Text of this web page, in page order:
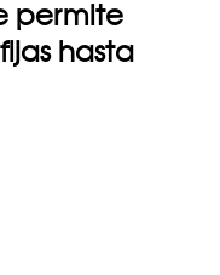
permite
hasta